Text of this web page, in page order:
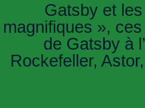
Gatsby et
magnifiques »,
de Gatsby à
Rockefeller,